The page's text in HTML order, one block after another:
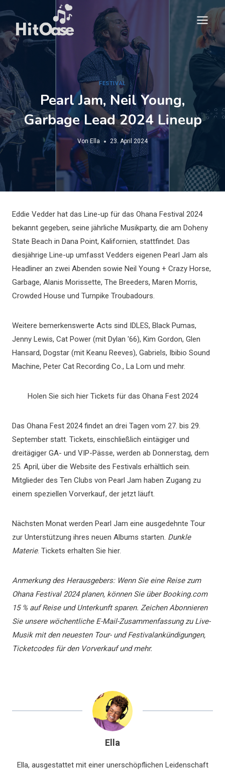
Inhalt
springen
FESTIVAL
Pearl Jam, Neil Young,
Garbage Lead 2024 Lineup
Von Ella 23. April 2024
Eddie Vedder hat das Line-up für das Ohana Festival 2024
bekannt gegeben, seine jährliche Musikparty, die am Doheny
State Beach in Dana Point, Kalifornien, stattfindet. Das
diesjährige Line-up umfasst Vedders eigenen Pearl Jam als
Headliner an zwei Abenden sowie Neil Young + Crazy Horse,
Garbage, Alanis Morissette, The Breeders, Maren Morris,
Crowded House und Turnpike Troubadours.
Weitere bemerkenswerte Acts sind IDLES, Black Pumas,
Jenny Lewis, Cat Power (mit Dylan '66), Kim Gordon, Glen
Hansard, Dogstar (mit Keanu Reeves), Gabriels, Ibibio Sound
Machine, Peter Cat Recording Co., La Lom und mehr.
Holen Sie sich hier Tickets für das Ohana Fest 2024
Das Ohana Fest 2024 findet an drei Tagen vom 27. bis 29.
September statt. Tickets, einschließlich eintägiger und
dreitägiger GA- und VIP-Pässe, werden ab Donnerstag, dem
25. April, über die Website des Festivals erhältlich sein.
Mitglieder des Ten Clubs von Pearl Jam haben Zugang zu
einem speziellen Vorverkauf, der jetzt läuft.
Nächsten Monat werden Pearl Jam eine ausgedehnte Tour
zur Unterstützung ihres neuen Albums starten. Dunkle
Materie. Tickets erhalten Sie hier.
Anmerkung des Herausgebers: Wenn Sie eine Reise zum
Ohana Festival 2024 planen, können Sie über Booking.com
15 % auf Reise und Unterkunft sparen. ZeichenAbonnieren
Sie unsere wöchentliche E-Mail-Zusammenfassung zu Live-
Musik mit den neuesten Tour- und Festivalankündigungen,
Ticketcodes für den Vorverkauf und mehr.
Ella
Ella, ausgestattet mit einer unerschöpflichen Leidenschaft